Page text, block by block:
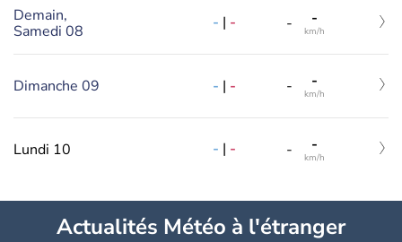
Demain,
Samedi 08
- | - - -
km/h
Dimanche 09 - | - - -
km/h
Lundi 10 - | - - -
km/h
Actualités Météo à l'étranger